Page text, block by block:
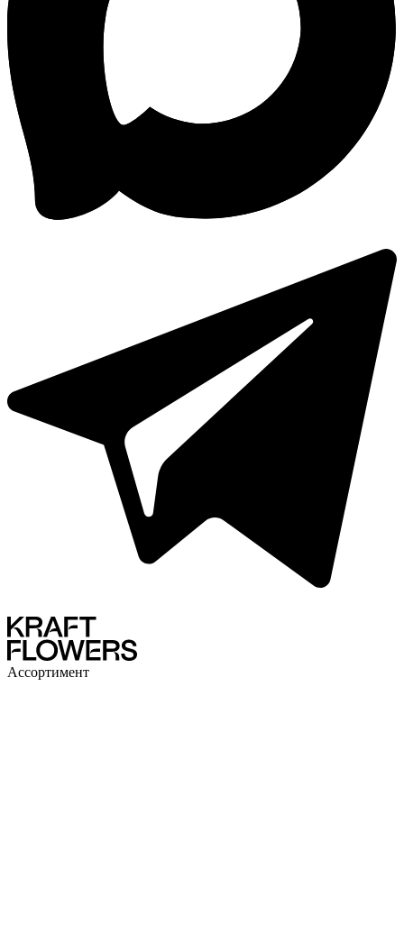
Ассортимент